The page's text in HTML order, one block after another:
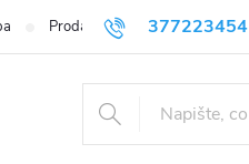
377223454
Prodávané značky